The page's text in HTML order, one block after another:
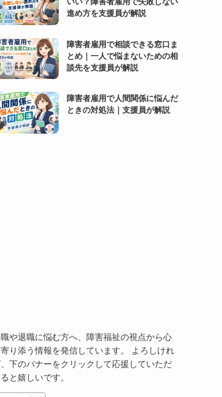
進め方を支援員が解説
障害者雇用で相談できる窓口ま
とめ｜一人で悩まないための相
談先を支援員が解説
障害者雇用で人間関係に悩んだ
ときの対処法｜支援員が解説
や退職に悩む方へ、障害福祉の視点から心
り添う情報を発信しています。 よろしけれ
下のバナーをクリックして応援していただ
と嬉しいです。